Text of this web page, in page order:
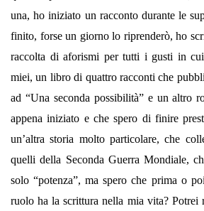
una, ho iniziato un racconto durante le
finito, forse un giorno lo riprenderò, ho
raccolta di aforismi per tutti i gusti in
miei, un libro di quattro racconti che
ad “Una seconda possibilità” e un altro
appena iniziato e che spero di finire
un’altra storia molto particolare, che
quelli della Seconda Guerra Mondiale,
solo “potenza”, ma spero che prima o
ruolo ha la scrittura nella mia vita? Potrei